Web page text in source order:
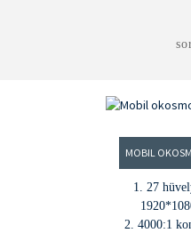
MOBIL
1. 27
2. 4000:1